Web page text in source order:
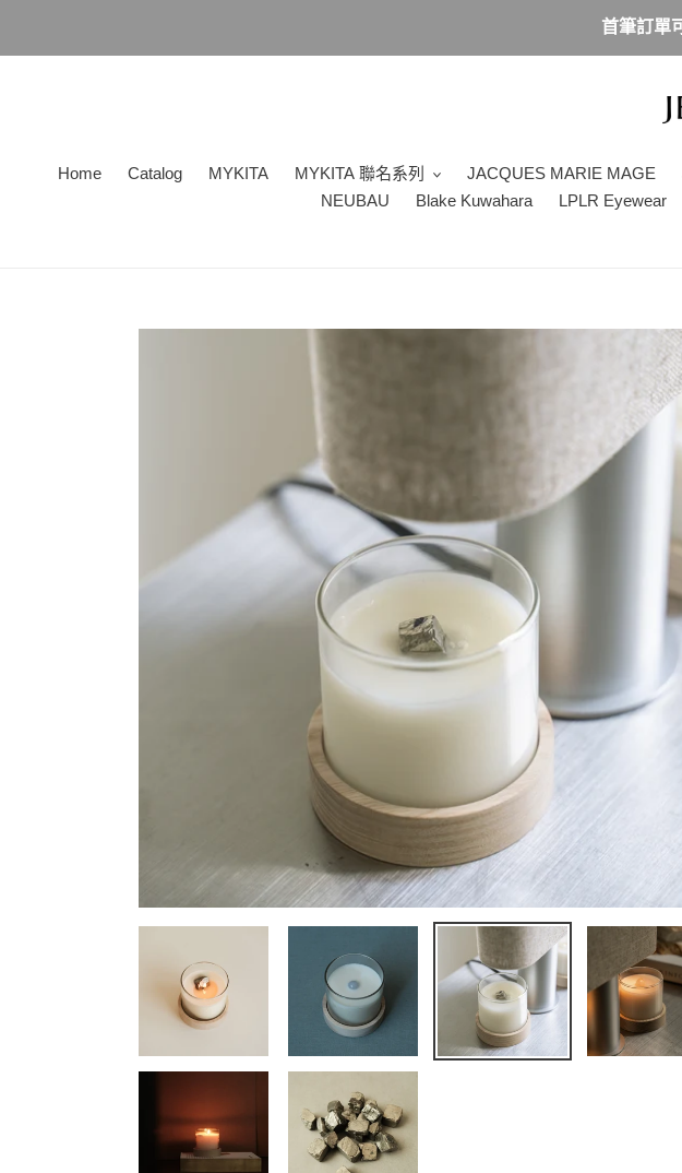
內
首筆訂單
Home Catalog MYKITA MYKITA 聯名系列 JACQUES MARIE MAGE
NEUBAU
Blake Kuwahara LPLR Eyewear